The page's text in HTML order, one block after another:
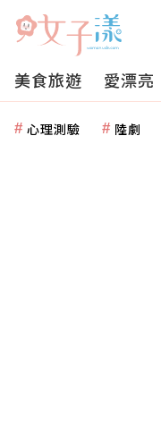
美食旅遊 愛漂亮
心理測驗 陸劇